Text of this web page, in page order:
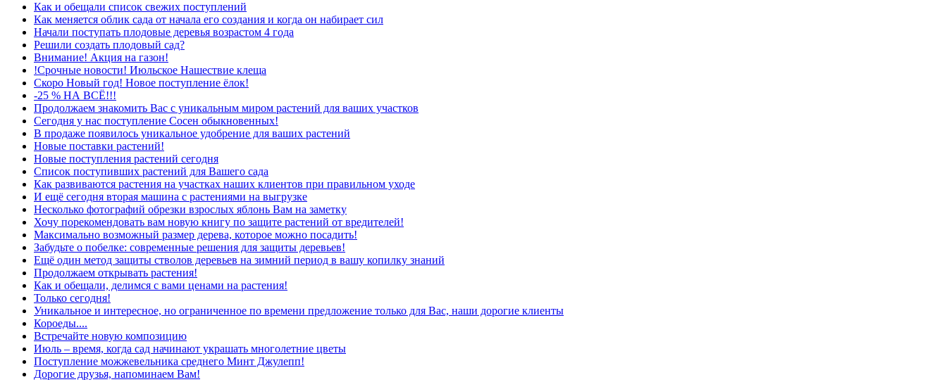
Как и обещали список свежих поступлений
Как меняется облик сада от начала его создания и когда он набирает сил
Начали поступать плодовые деревья возрастом 4 года
Решили создать плодовый сад?
Внимание! Акция на газон!
!Срочные новости! Июльское Нашествие клеща
Скоро Новый год! Новое поступление ёлок!
-25 % НА ВСЁ!!!
Продолжаем знакомить Вас с уникальным миром растений для ваших участков
Сегодня у нас поступление Сосен обыкновенных!
В продаже появилось уникальное удобрение для ваших растений
Новые поставки растений!
Новые поступления растений сегодня
Список поступивших растений для Вашего сада
Как развиваются растения на участках наших клиентов при правильном уходе
И ещё сегодня вторая машина с растениями на выгрузке
Несколько фотографий обрезки взрослых яблонь Вам на заметку
Хочу порекомендовать вам новую книгу по защите растений от вредителей!
Максимально возможный размер дерева, которое можно посадить!
Забудьте о побелке: современные решения для защиты деревьев!
Ещё один метод защиты стволов деревьев на зимний период в вашу копилку знаний
Продолжаем открывать растения!
Как и обещали, делимся с вами ценами на растения!
Только сегодня!
Уникальное и интересное, но ограниченное по времени предложение только для Вас, наши дорогие клиенты
Короеды....
Встречайте новую композицию
Июль – время, когда сад начинают украшать многолетние цветы
Поступление можжевельника среднего Минт Джулепп!
Дорогие друзья, напоминаем Вам!